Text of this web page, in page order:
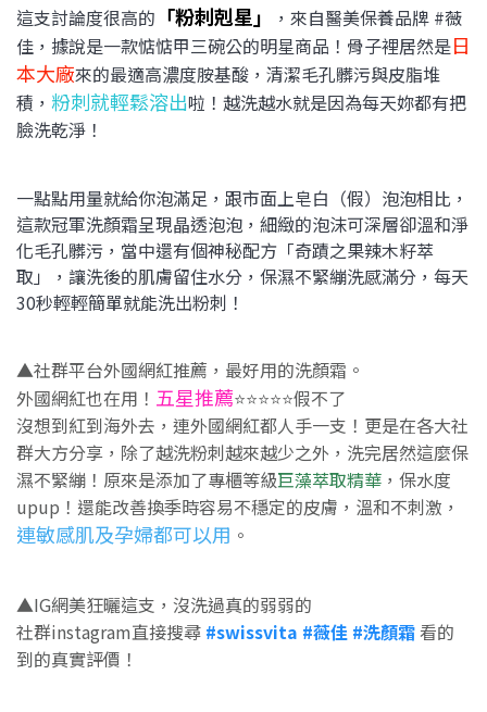
這支討論度很高的 「粉刺剋星」
，來自醫美保養品牌 #薇
佳，據說是一款惦惦甲三碗公的明星商品！骨子裡居然是日
本大廠來的最適高濃度胺基酸，清潔毛孔髒污與皮脂堆
積， 粉刺就輕鬆溶出啦！越洗越水就是因為每天妳都有把
臉洗乾淨！
一點點用量就給你泡滿足，跟市面上皂白（假）泡泡相比，
這款冠軍洗顏霜呈現晶透泡泡，細緻的泡沫可深層卻溫和淨
化毛孔髒污，當中還有個神秘配方「奇蹟之果辣木籽萃
取」，讓洗後的肌膚留住水分，保濕不緊繃洗感滿分，每天
30秒輕輕簡單就能洗出粉刺！
▲社群平台外國網紅推薦，最好用的洗顏霜。
外國網紅也在用！ 五星推薦⭐⭐⭐⭐⭐假不了
沒想到紅到海外去，連外國網紅都人手一支！更是在各大社
群大方分享，除了越洗粉刺越來越少之外，洗完居然這麼保
濕不緊繃！原來是添加了專櫃等級巨藻萃取精華 ，保水度
upup！還能改善換季時容易不穩定的皮膚，溫和不刺激，
連敏感肌及孕婦都可以用 。
▲IG網美狂曬這支，沒洗過真的弱弱的
社群instagram直接搜尋 #swissvita #薇佳 #洗顏霜 看的
到的真實評價！